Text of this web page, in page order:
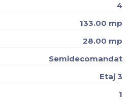
4
133.00 mp
28.00 mp
Semidecomandat
Etaj 3
1